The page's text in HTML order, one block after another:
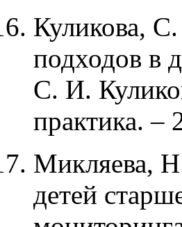
Куликова,
подходов в
С. И.
практика.
Микляева,
детей